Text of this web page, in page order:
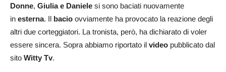
Donne, Giulia e Daniele si sono baciati nuovamente
in esterna. Il bacio ovviamente ha provocato la reazione degli
altri due corteggiatori. La tronista, però, ha dichiarato di voler
essere sincera. Sopra abbiamo riportato il video pubblicato dal
sito Witty Tv.